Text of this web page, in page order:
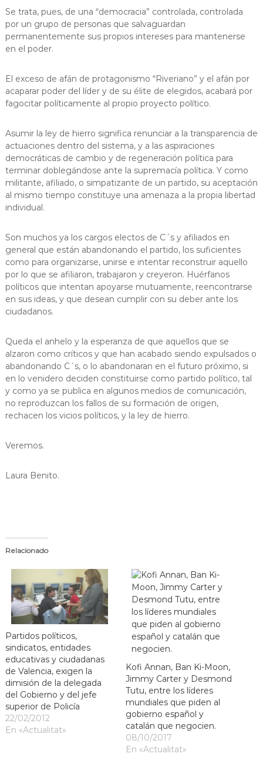
Se trata, pues, de una “democracia” controlada, controlada
por un grupo de personas que salvaguardan
permanentemente sus propios intereses para mantenerse
en el poder.
El exceso de afán de protagonismo “Riveriano” y el afán por
acaparar poder del líder y de su élite de elegidos, acabará por
fagocitar políticamente al propio proyecto político.
Asumir la ley de hierro significa renunciar a la transparencia de
actuaciones dentro del sistema, y a las aspiraciones
democráticas de cambio y de regeneración política para
terminar doblegándose ante la supremacía política. Y como
militante, afiliado, o simpatizante de un partido, su aceptación
al mismo tiempo constituye una amenaza a la propia libertad
individual.
Son muchos ya los cargos electos de C´s y afiliados en
general que están abandonando el partido, los suficientes
como para organizarse, unirse e intentar reconstruir aquello
por lo que se afiliaron, trabajaron y creyeron. Huérfanos
políticos que intentan apoyarse mutuamente, reencontrarse
en sus ideas, y que desean cumplir con su deber ante los
ciudadanos.
Queda el anhelo y la esperanza de que aquellos que se
alzaron como críticos y que han acabado siendo expulsados o
abandonando C´s, o lo abandonaran en el futuro próximo, si
en lo venidero deciden constituirse como partido político, tal
y como ya se publica en algunos medios de comunicación,
no reproduzcan los fallos de su formación de origen,
rechacen los vicios políticos, y la ley de hierro.
Veremos.
Laura Benito.
Relacionado
Partidos políticos,
sindicatos, entidades
educativas y ciudadanas
de Valencia, exigen la
dimisión de la delegada
del Gobierno y del jefe
superior de Policía
22/02/2012
En «Actualitat»
Kofi Annan, Ban Ki-Moon,
Jimmy Carter y Desmond
Tutu, entre los líderes
mundiales que piden al
gobierno español y
catalán que negocien.
08/10/2017
En «Actualitat»